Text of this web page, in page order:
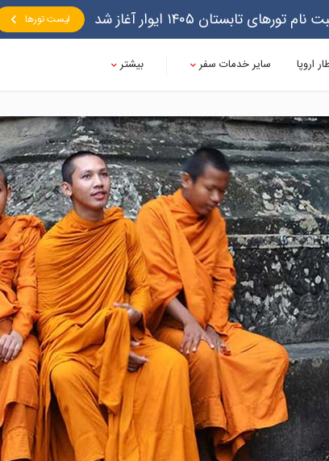
نام تورهای تابستان ۱۴۰۵ ایوار آغاز شد لیست تورها
اروپا سایر خدمات سفر بیشتر